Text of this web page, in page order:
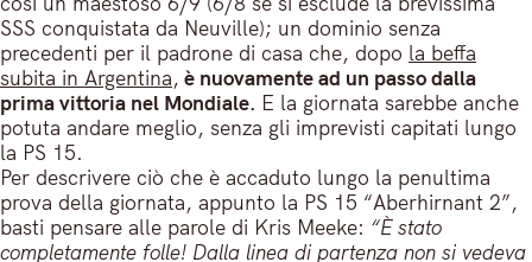
SSS conquistata da Neuville); un dominio senza
precedenti per il padrone di casa che, dopo la beffa
subita in Argentina, è nuovamente ad un passo dalla
prima vittoria nel Mondiale. E la giornata sarebbe anche
potuta andare meglio, senza gli imprevisti capitati lungo
la PS 15.
Per descrivere ciò che è accaduto lungo la penultima
prova della giornata, appunto la PS 15 “Aberhirnant 2”,
basti pensare alle parole di Kris Meeke: “È stato
completamente folle! Dalla linea di partenza non si vedeva